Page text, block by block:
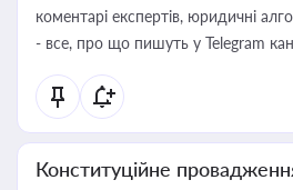
коментарі експертів, юридичні
- все, про що пишуть у Telegram
Конституційне